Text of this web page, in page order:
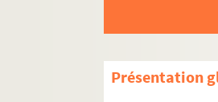
Présentation
Dossier n° 27
Dossier n° 28